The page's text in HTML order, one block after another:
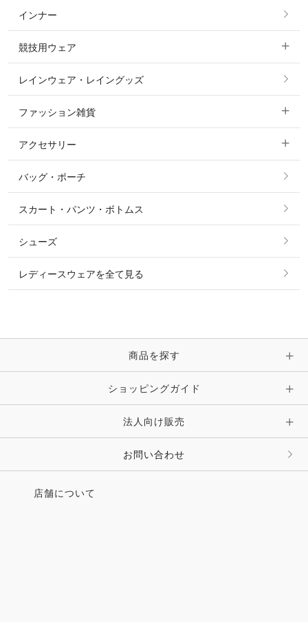
ニーグリップ・膝革 キュロット
ポロシャツ
カットソー・Tシャツ・タンクトップ
ニット・セーター
シャツ・ブラウス・ワンピース
すべてのアウター
コート
ジャケット・ブルゾン
インナー
競技用ウェア
すべての競技用ウェア
ショージャケット
ショーシャツ
レインウェア・レイングッズ
ファッション雑貨
すべてのファッション雑貨
ソックス
ベルト
時計・財布・キーケース・革小物
キーホルダー・チャーム・ストラップ
その他 ファッション雑貨
アクセサリー
すべてのアクセサリー
リング
ピアス・イヤリング
ピン・ブローチ・コサージュ
その他 アクセサリー
バッグ・ポーチ
スカート・パンツ・ボトムス
シューズ
レディースウェアを全て見る
商品を探す
ショッピングガイド
法人向け販売
お問い合わせ
店舗について